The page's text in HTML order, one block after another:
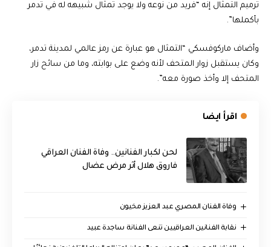
ترميم التمثال إنه “فريد من نوعه ولا يوجد تمثال شبيهه له في تدمر
بأكملها”.
وأضاف ماركوفسكي “التمثال هو عبارة عن رمز عالمي لمدينة تدمر،
وكان يستقبل زوار المتحف لأنه وضع على بوابته، وما من سائح زار
المتحف إلا وأخذ صورة معه”.
اقرأ ايضا
لحن لكبار الفنانين.. وفاة الفنان العراقي
فاروق هلال أثر مرض عضال
وفاة الفنان المصري عبد العزيز مخيون
نقابة الفنانين العراقيين تنعى الفنانة ساجدة عبيد